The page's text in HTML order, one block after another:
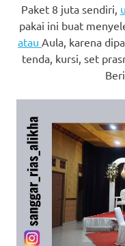
Paket 8 juta sendiri,
pakai ini buat
atau Aula, karena
tenda, kursi, set